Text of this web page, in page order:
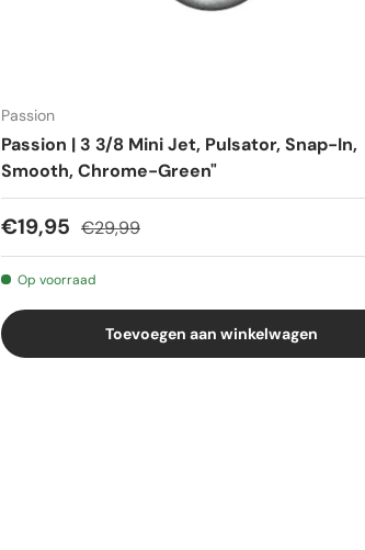
Passion
Passion | 3 3/8 Mini Jet, Pulsator, Snap-In,
Smooth, Chrome-Green"
€19,95 €29,99
Op voorraad
Toevoegen aan winkelwagen